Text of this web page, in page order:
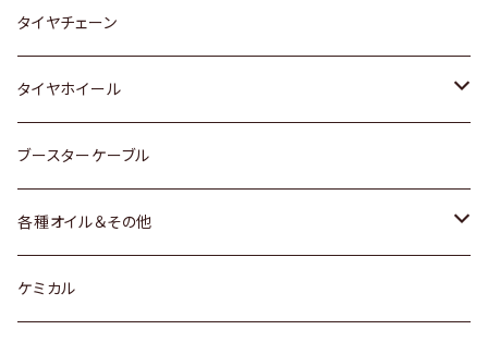
三菱
スバル
レクサス
マツダ
三菱
スバル
いすゞ
ダイハツ
マツダ
三菱
スバル
日産
ダイハツ
スバル
スズキ
日産
ダイハツ
マツダ
スズキ
日産
ダイハツ
マツダ
スバル
トヨタ
マツダ
タイヤチェーン
タイヤホイール
トヨタ
ホンダ
スズキ
ブースターケーブル
各種オイル＆その他
ディーデル洗浄添加剤
ケミカル